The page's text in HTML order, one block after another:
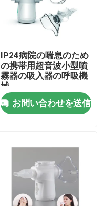
IP24病院の喘息のため
の携帯用超音波小型噴
霧器の吸入器の呼吸機
械
お問い合わせを送信